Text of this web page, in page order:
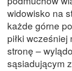
widowisko na
każde górne
piłki
stronę –
sąsiadującym